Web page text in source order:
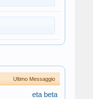
Ultimo Messaggio
eta beta